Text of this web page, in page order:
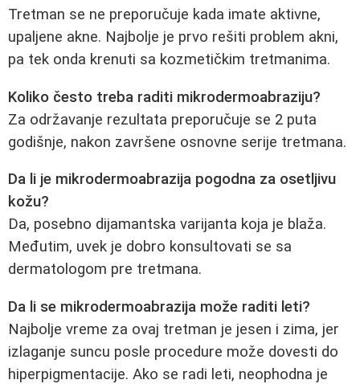
Tretman se ne preporučuje kada imate aktivne,
upaljene akne. Najbolje je prvo rešiti problem akni,
pa tek onda krenuti sa kozmetičkim tretmanima.
Koliko često treba raditi mikrodermoabraziju?
Za održavanje rezultata preporučuje se 2 puta
godišnje, nakon završene osnovne serije tretmana.
Da li je mikrodermoabrazija pogodna za osetljivu
kožu?
Da, posebno dijamantska varijanta koja je blaža.
Međutim, uvek je dobro konsultovati se sa
dermatologom pre tretmana.
Da li se mikrodermoabrazija može raditi leti?
Najbolje vreme za ovaj tretman je jesen i zima, jer
izlaganje suncu posle procedure može dovesti do
hiperpigmentacije. Ako se radi leti, neophodna je